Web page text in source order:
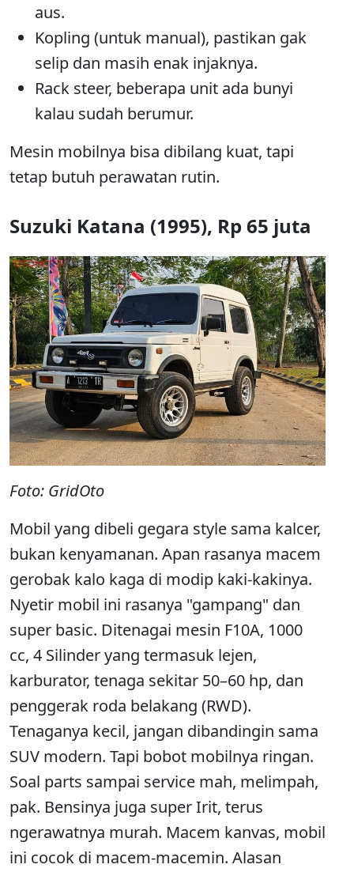
aus.
Kopling (untuk manual), pastikan gak
selip dan masih enak injaknya.
Rack steer, beberapa unit ada bunyi
kalau sudah berumur.
Mesin mobilnya bisa dibilang kuat, tapi
tetap butuh perawatan rutin.
Suzuki Katana (1995), Rp 65 juta
Foto: GridOto
Mobil yang dibeli gegara style sama kalcer,
bukan kenyamanan. Apan rasanya macem
gerobak kalo kaga di modip kaki-kakinya.
Nyetir mobil ini rasanya "gampang" dan
super basic. Ditenagai mesin F10A, 1000
cc, 4 Silinder yang termasuk lejen,
karburator, tenaga sekitar 50–60 hp, dan
penggerak roda belakang (RWD).
Tenaganya kecil, jangan dibandingin sama
SUV modern. Tapi bobot mobilnya ringan.
Soal parts sampai service mah, melimpah,
pak. Bensinya juga super Irit, terus
ngerawatnya murah. Macem kanvas, mobil
ini cocok di macem-macemin. Alasan